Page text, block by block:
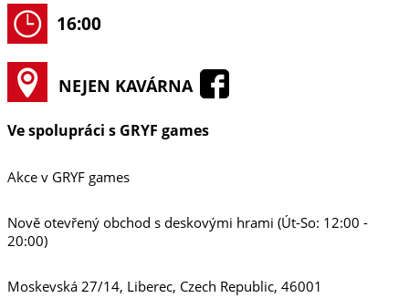
16:00
NEJEN KAVÁRNA
Ve spolupráci s GRYF games
Akce v GRYF games
Nově otevřený obchod s deskovými hrami (Út-So: 12:00 -
20:00)
Moskevská 27/14, Liberec, Czech Republic, 46001